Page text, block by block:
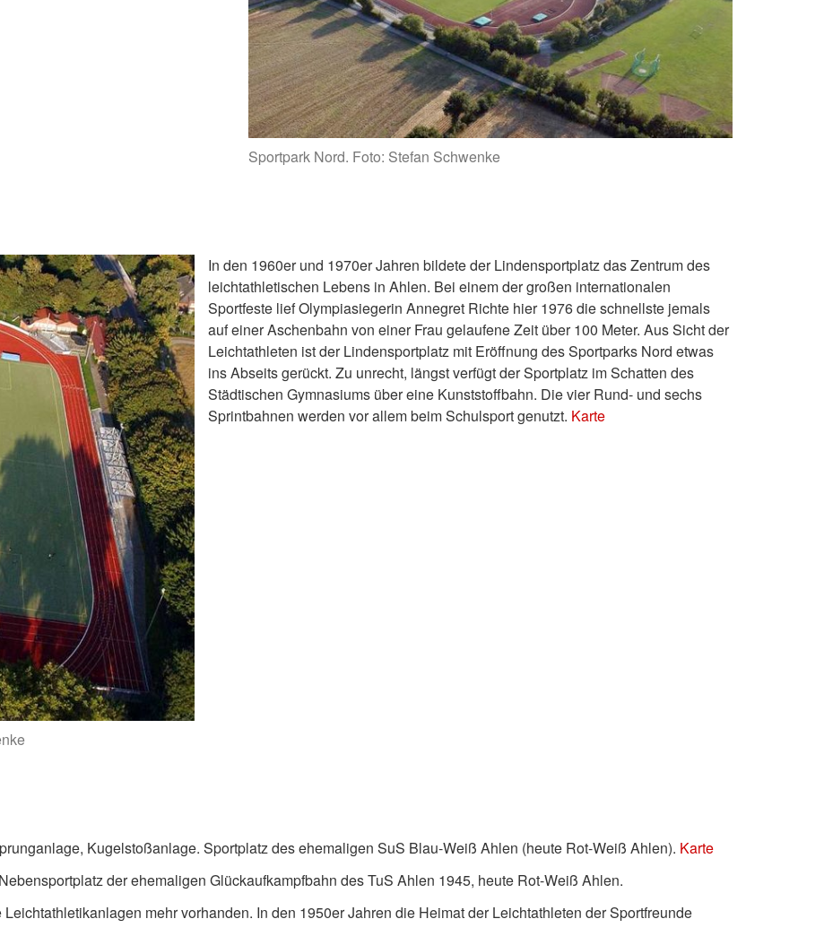
Sportpark Nord. Foto: Stefan Schwenke
In den 1960er und 1970er Jahren bildete der Lindensportplatz das Zentrum des
leichtathletischen Lebens in Ahlen. Bei einem der großen internationalen
Sportfeste lief Olympiasiegerin Annegret Richte hier 1976 die schnellste jemals
auf einer Aschenbahn von einer Frau gelaufene Zeit über 100 Meter. Aus Sicht der
Leichtathleten ist der Lindensportplatz mit Eröffnung des Sportparks Nord etwas
ins Abseits gerückt. Zu unrecht, längst verfügt der Sportplatz im Schatten des
Städtischen Gymnasiums über eine Kunststoffbahn. Die vier Rund- und sechs
Sprintbahnen werden vor allem beim Schulsport genutzt. Karte
Kugelstoßanlage. Sportplatz des ehemaligen SuS Blau-Weiß Ahlen (heute Rot-Weiß Ahlen). Karte
der ehemaligen Glückaufkampfbahn des TuS Ahlen 1945, heute Rot-Weiß Ahlen.
Leichtathletikanlagen mehr vorhanden. In den 1950er Jahren die Heimat der Leichtathleten der Sportfreunde